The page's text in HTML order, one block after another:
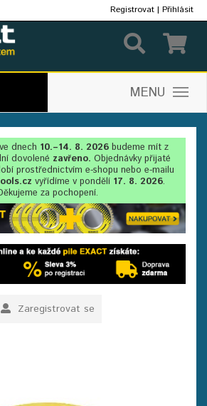
Registrovat | Přihlásit
MENU
dnech 10.–14. 8. 2026 budeme mít z
dovolené zavřeno. Objednávky přijaté
prostřednictvím e-shopu nebo e-mailu
vyřídíme v pondělí 17. 8. 2026.
za pochopení.
Zaregistrovat se